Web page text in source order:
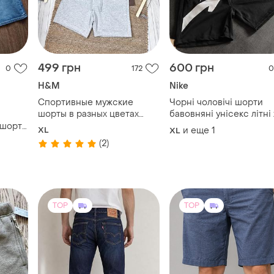
0 499 грн 172
H&M
Спортивные мужские
шорты в разных цветах
regular fit h&m
XL
(2)
600 грн 0
Nike
Чорні чоловічі шорти
бавовняні унісекс літні
2xl
XL и еще 1
TOP TOP